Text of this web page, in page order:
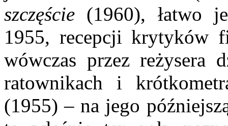
szczęście (1960), łatwo
1955, recepcji krytyków
wówczas przez reżysera
ratownikach i
(1955) – na jego